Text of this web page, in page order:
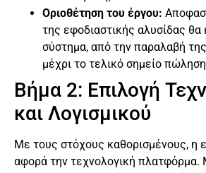
Οριοθέτηση του έργου:
της εφοδιαστικής αλυσίδας θα
σύστημα, από την παραλαβή
μέχρι το τελικό σημείο
Βήμα 2: Επιλογή
και Λογισμικού
Με τους στόχους καθορισμένους, η
αφορά την τεχνολογική πλατφόρμα.